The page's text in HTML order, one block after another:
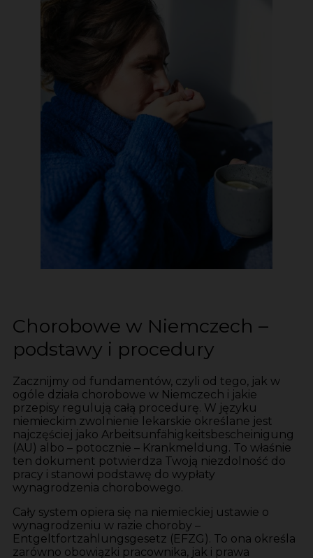
Chorobowe w Niemczech –
podstawy i procedury
Zacznijmy od fundamentów, czyli od tego, jak w
ogóle działa chorobowe w Niemczech i jakie
przepisy regulują całą procedurę. W języku
niemieckim zwolnienie lekarskie określane jest
najczęściej jako Arbeitsunfähigkeitsbescheinigung
(AU) albo – potocznie – Krankmeldung. To właśnie
ten dokument potwierdza Twoją niezdolność do
pracy i stanowi podstawę do wypłaty
wynagrodzenia chorobowego.
Cały system opiera się na niemieckiej ustawie o
wynagrodzeniu w razie choroby –
Entgeltfortzahlungsgesetz (EFZG). To ona określa
zarówno obowiązki pracownika, jak i prawa